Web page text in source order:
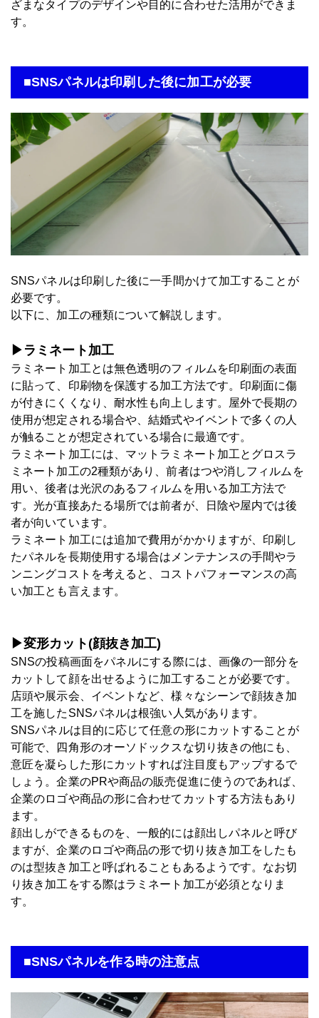
ざまなタイプのデザインや目的に合わせた活用ができま
す。
■SNSパネルは印刷した後に加工が必要
SNSパネルは印刷した後に一手間かけて加工することが
必要です。
以下に、加工の種類について解説します。
▶ラミネート加工
ラミネート加工とは無色透明のフィルムを印刷面の表面
に貼って、印刷物を保護する加工方法です。印刷面に傷
が付きにくくなり、耐水性も向上します。屋外で長期の
使用が想定される場合や、結婚式やイベントで多くの人
が触ることが想定されている場合に最適です。
ラミネート加工には、マットラミネート加工とグロスラ
ミネート加工の2種類があり、前者はつや消しフィルムを
用い、後者は光沢のあるフィルムを用いる加工方法で
す。光が直接あたる場所では前者が、日陰や屋内では後
者が向いています。
ラミネート加工には追加で費用がかかりますが、印刷し
たパネルを長期使用する場合はメンテナンスの手間やラ
ンニングコストを考えると、コストパフォーマンスの高
い加工とも言えます。
▶変形カット(顔抜き加工)
SNSの投稿画面をパネルにする際には、画像の一部分を
カットして顔を出せるように加工することが必要です。
店頭や展示会、イベントなど、様々なシーンで顔抜き加
工を施したSNSパネルは根強い人気があります。
SNSパネルは目的に応じて任意の形にカットすることが
可能で、四角形のオーソドックスな切り抜きの他にも、
意匠を凝らした形にカットすれば注目度もアップするで
しょう。企業のPRや商品の販売促進に使うのであれば、
企業のロゴや商品の形に合わせてカットする方法もあり
ます。
顔出しができるものを、一般的には顔出しパネルと呼び
ますが、企業のロゴや商品の形で切り抜き加工をしたも
のは型抜き加工と呼ばれることもあるようです。なお切
り抜き加工をする際はラミネート加工が必須となりま
す。
■SNSパネルを作る時の注意点